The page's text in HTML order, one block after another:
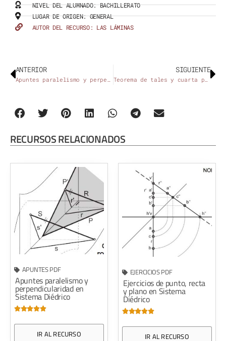
NIVEL DEL ALUMNADO:BACHILLERATO
LUGAR DE ORIGEN:GENERAL
AUTOR DEL RECURSO: LAS LÁMINAS
ANTERIOR
Apuntes paralelismo y perpendicularidad en Sistema Diédrico
SIGUIENTE
Teorema de tales y cuarta proporcional
RECURSOS RELACIONADOS
APUNTES PDF
Apuntes paralelismo y
perpendicularidad en
Sistema Diédrico

IR AL RECURSO
EJERCICIOS PDF
Ejercicios de punto, recta
y plano en Sistema
Diédrico

IR AL RECURSO